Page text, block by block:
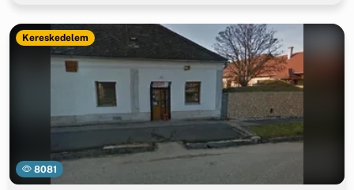
8081
Kereskedelem